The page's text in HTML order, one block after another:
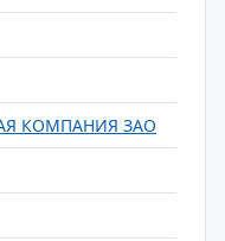
КОМПАНИЯ ЗАО